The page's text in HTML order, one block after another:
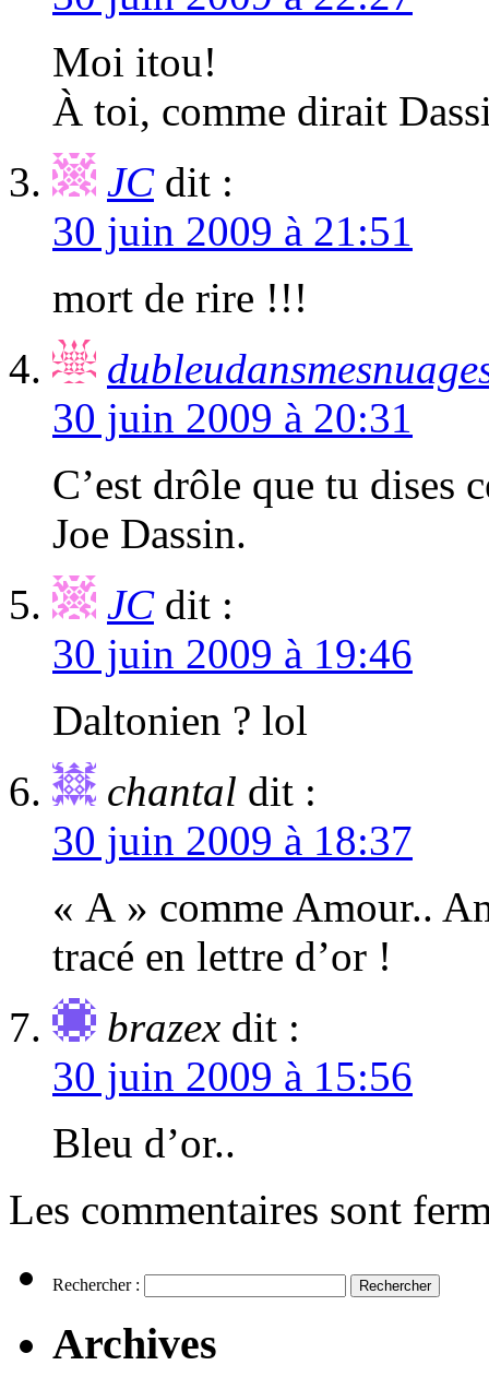
Moi itou!
À toi, comme dirait
JC dit :
30 juin 2009 à 21:51
mort de rire !!!
30 juin 2009 à 20:31
C’est drôle que tu dises
Joe Dassin.
JC dit :
30 juin 2009 à 19:46
Daltonien ? lol
chantal dit :
30 juin 2009 à 18:37
« A » comme Amour..
tracé en lettre d’or !
brazex dit :
30 juin 2009 à 15:56
Bleu d’or..
Les commentaires sont
Rechercher :
Archives